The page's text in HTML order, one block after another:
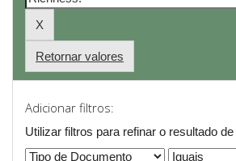
Retornar valores
Adicionar filtros:
Utilizar filtros para refinar o resultado